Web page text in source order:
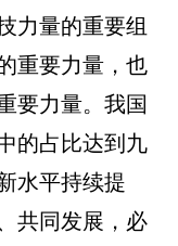
力量的重要组
重要力量，也
要力量。我国
的占比达到九
水平持续提
共同发展，必